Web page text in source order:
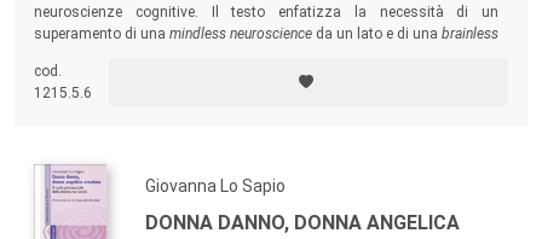
neuroscienze cognitive. Il testo enfatizza la necessità di un
superamento di una mindless neuroscience da un lato e di una brainless
ruolo centrale in questo approccio che attraversa come una rete l’intero
volume.
cod.
1215.5.6
Giovanna Lo Sapio
DONNA DANNO, DONNA ANGELICA